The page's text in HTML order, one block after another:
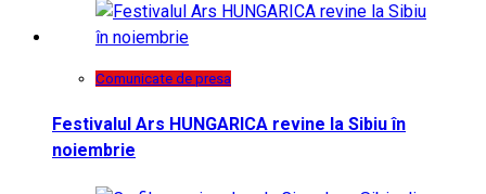
Comunicate de presa
Festivalul Ars HUNGARICA revine la Sibiu în
noiembrie